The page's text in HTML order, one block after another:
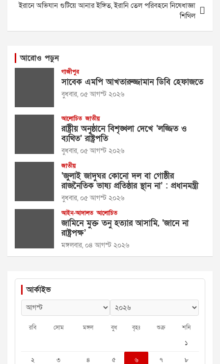
ইরানে অভিযান গুটিয়ে আনার ইঙ্গিত, ইরানি তেল পরিবহনে নিষেধাজ্ঞা
শিথিল
আরোও পড়ুন
গাজীপুর
সাবেক এমপি আখতারুজ্জামান ডিবি হেফাজতে
বুধবার, ০৫ আগস্ট ২০২৬
আলোচিত জাতীয়
রাষ্ট্রীয় অনুষ্ঠানে বিশৃঙ্খলা দেখে ‘লজ্জিত ও
ব্যথিত’ রাষ্ট্রপতি
বুধবার, ০৫ আগস্ট ২০২৬
জাতীয়
‘জুলাই জাদুঘর কোনো দল বা গোষ্ঠীর
রাজনৈতিক ভাষ্য প্রতিষ্ঠার স্থান না’ : প্রধানমন্ত্রী
বুধবার, ০৫ আগস্ট ২০২৬
আইন-আদালত আলোচিত
জামিনে মুক্ত তনু হত্যার আসামি, ‘জানে না
রাষ্ট্রপক্ষ’
মঙ্গলবার, ০৪ আগস্ট ২০২৬
আর্কাইভ
রবি সোম মঙ্গল বুধ বৃহঃ শুক্র শনি
১
২
৩ ৪ ৫ ৬ ৭ ৮